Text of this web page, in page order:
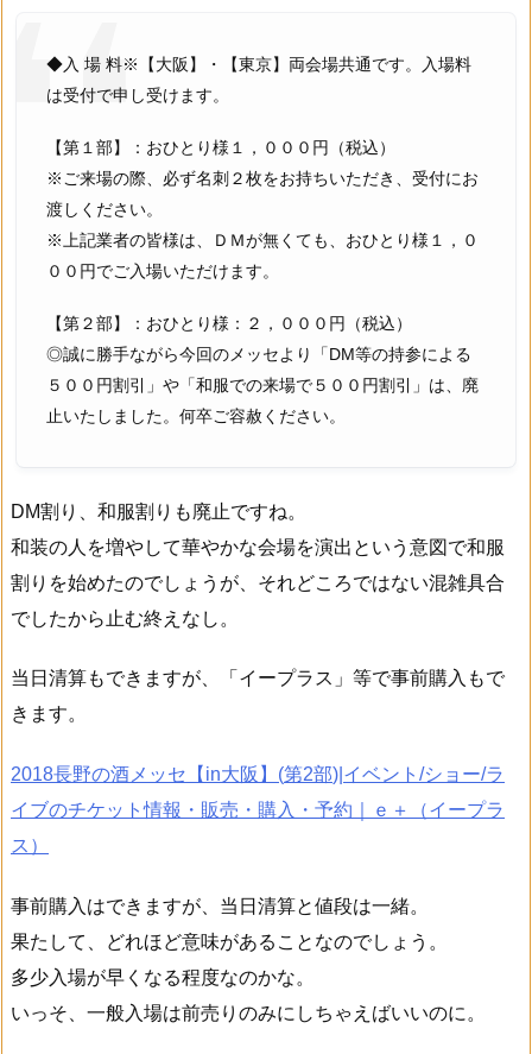
◆入 場 料※【大阪】・【東京】両会場共通です。入場料
は受付で申し受けます。
【第１部】：おひとり様１，０００円（税込）
※ご来場の際、必ず名刺２枚をお持ちいただき、受付にお
渡しください。
※上記業者の皆様は、ＤＭが無くても、おひとり様１，０
００円でご入場いただけます。
【第２部】：おひとり様：２，０００円（税込）
◎誠に勝手ながら今回のメッセより「DM等の持参による
５００円割引」や「和服での来場で５００円割引」は、廃
止いたしました。何卒ご容赦ください。
DM割り、和服割りも廃止ですね。
和装の人を増やして華やかな会場を演出という意図で和服
割りを始めたのでしょうが、それどころではない混雑具合
でしたから止む終えなし。
当日清算もできますが、「イープラス」等で事前購入もで
きます。
2018長野の酒メッセ【 in大阪】 (第2部)| イベント /ショー/ラ
イブのチケット情報・販売・購入・予約｜ｅ＋（イープラ
ス）
事前購入はできますが、当日清算と値段は一緒。
果たして、どれほど意味があることなのでしょう。
多少入場が早くなる程度なのかな。
いっそ、一般入場は前売りのみにしちゃえばいいのに。